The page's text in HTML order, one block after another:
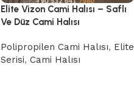
Elite Vizon Cami Halısı – Saflı
Ve Düz Cami Halısı
Polipropilen Cami Halısı, Elite
Serisi, Cami Halısı